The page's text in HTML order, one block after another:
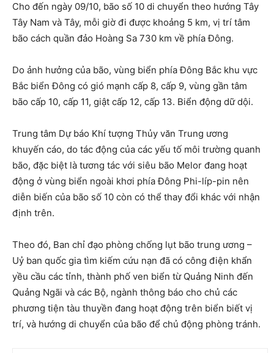
Cho đến ngày 09/10, bão số 10 di chuyển theo hướng Tây
Tây Nam và Tây, mỗi giờ đi được khoảng 5 km, vị trí tâm
bão cách quần đảo Hoàng Sa 730 km về phía Đông.
Do ảnh hưởng của bão, vùng biển phía Đông Bắc khu vực
Bắc biển Đông có gió mạnh cấp 8, cấp 9, vùng gần tâm
bão cấp 10, cấp 11, giật cấp 12, cấp 13. Biển động dữ dội.
Trung tâm Dự báo Khí tượng Thủy văn Trung ương
khuyến cáo, do tác động của các yếu tố môi trường quanh
bão, đặc biệt là tương tác với siêu bão Melor đang hoạt
động ở vùng biển ngoài khơi phía Đông Phi-líp-pin nên
diễn biến của bão số 10 còn có thể thay đổi khác với nhận
định trên.
Theo đó, Ban chỉ đạo phòng chống lụt bão trung ương –
Uỷ ban quốc gia tìm kiếm cứu nạn đã có công điện khẩn
yều cầu các tỉnh, thành phố ven biển từ Quảng Ninh đến
Quảng Ngãi và các Bộ, ngành thông báo cho chủ các
phương tiện tàu thuyền đang hoạt động trên biển biết vị
trí, và hướng di chuyển của bão để chủ động phòng tránh.